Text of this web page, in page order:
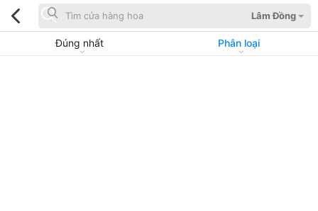
Lâm Đồng
Đúng nhất Phân loại